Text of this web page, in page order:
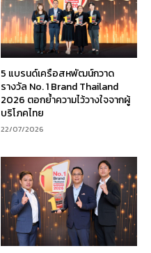
5 แบรนด์เครือสหพัฒน์กวาด
รางวัล No. 1 Brand Thailand
2026 ตอกย้ำความไว้วางใจจากผู้
บริโภคไทย
22/07/2026